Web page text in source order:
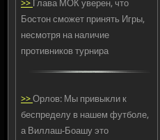
>>Глава МОК уверен, что
Бостон сможет принять Игры,
несмотря на наличие
противников турнира
>>Орлов: Мы привыкли к
беспределу в нашем футболе,
а Виллаш-Боашу это